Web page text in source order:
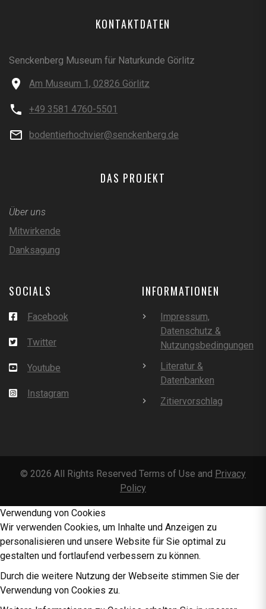
KONTAKTDATEN
Senckenberg Museum für Naturkunde Görlitz
Am Museum 1, 02826 Görlitz
+49 3581 4760-5501
bodentierhochvier@senckenberg.de
DAS PROJEKT
Über uns
Mitwirkende
Danksagung
SOCIALS
Facebook
Twitter
Youtube
Instagram
INFORMATIONEN
Impressum,
Datenschutz &
Nutzungsbedingungen
Literatur &
Datenbanken
Zitiervorschlag
© 2026 All Rights Reserved Terms of Use and Privacy
Policy
Verwendung von Cookies
Wir verwenden Cookies, um Inhalte und Anzeigen zu
personalisieren und unsere Website für Sie optimal zu
gestalten und fortlaufend verbessern zu können.
Durch die weitere Nutzung der Webseite stimmen Sie der
Verwendung von Cookies zu.